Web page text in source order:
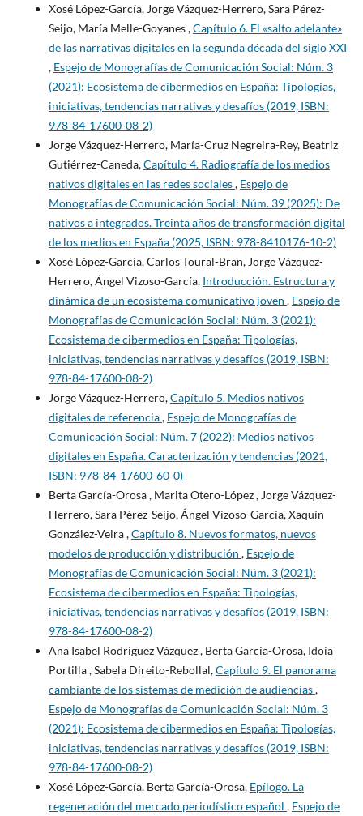
Xosé López-García, Jorge Vázquez-Herrero, Sara Pérez-
Seijo, María Melle-Goyanes ,Capítulo 6. El «salto adelante»
de las narrativas digitales en la segunda década del siglo XXI
, Espejo de Monografías de Comunicación Social: Núm. 3
(2021): Ecosistema de cibermedios en España: Tipologías,
iniciativas, tendencias narrativas y desafíos (2019, ISBN:
978-84-17600-08-2)
Jorge Vázquez-Herrero, María-Cruz Negreira-Rey, Beatriz
Gutiérrez-Caneda,Capítulo 4. Radiografía de los medios
nativos digitales en las redes sociales, Espejo de
Monografías de Comunicación Social: Núm. 39 (2025): De
nativos a integrados. Treinta años de transformación digital
de los medios en España (2025, ISBN: 978-8410176-10-2)
Xosé López-García, Carlos Toural-Bran, Jorge Vázquez-
Herrero, Ángel Vizoso-García, Introducción. Estructura y
dinámica de un ecosistema comunicativo joven , Espejo de
Monografías de Comunicación Social: Núm. 3 (2021):
Ecosistema de cibermedios en España: Tipologías,
iniciativas, tendencias narrativas y desafíos (2019, ISBN:
978-84-17600-08-2)
Jorge Vázquez-Herrero,Capítulo 5. Medios nativos
digitales de referencia, Espejo de Monografías de
Comunicación Social: Núm. 7 (2022): Medios nativos
digitales en España. Caracterización y tendencias (2021,
ISBN: 978-84-17600-60-0)
Berta García-Orosa , Marita Otero-López , Jorge Vázquez-
Herrero, Sara Pérez-Seijo, Ángel Vizoso-García, Xaquín
González-Veira ,Capítulo 8. Nuevos formatos, nuevos
modelos de producción y distribución , Espejo de
Monografías de Comunicación Social: Núm. 3 (2021):
Ecosistema de cibermedios en España: Tipologías,
iniciativas, tendencias narrativas y desafíos (2019, ISBN:
978-84-17600-08-2)
Ana Isabel Rodríguez Vázquez , Berta García-Orosa, Idoia
Portilla , Sabela Direito-Rebollal,Capítulo 9. El panorama
cambiante de los sistemas de medición de audiencias,
Espejo de Monografías de Comunicación Social: Núm. 3
(2021): Ecosistema de cibermedios en España: Tipologías,
iniciativas, tendencias narrativas y desafíos (2019, ISBN:
978-84-17600-08-2)
Xosé López-García, Berta García-Orosa, Epílogo. La
regeneración del mercado periodístico español , Espejo de